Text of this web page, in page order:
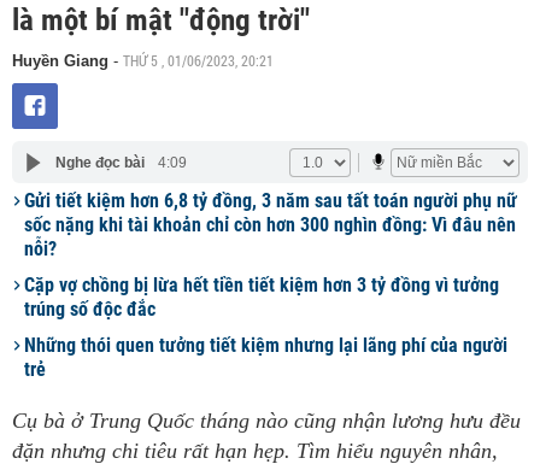
là một bí mật "động trời"
Huyền Giang - THỨ 5 , 01/06/2023, 20:21
Nghe đọc bài 4:09
Gửi tiết kiệm hơn 6,8 tỷ đồng, 3 năm sau tất toán người phụ nữ
sốc nặng khi tài khoản chỉ còn hơn 300 nghìn đồng: Vì đâu nên
nỗi?
Cặp vợ chồng bị lừa hết tiền tiết kiệm hơn 3 tỷ đồng vì tưởng
trúng số độc đắc
Những thói quen tưởng tiết kiệm nhưng lại lãng phí của người
trẻ
Cụ bà ở Trung Quốc tháng nào cũng nhận lương hưu đều
đặn nhưng chi tiêu rất hạn hẹp. Tìm hiểu nguyên nhân,